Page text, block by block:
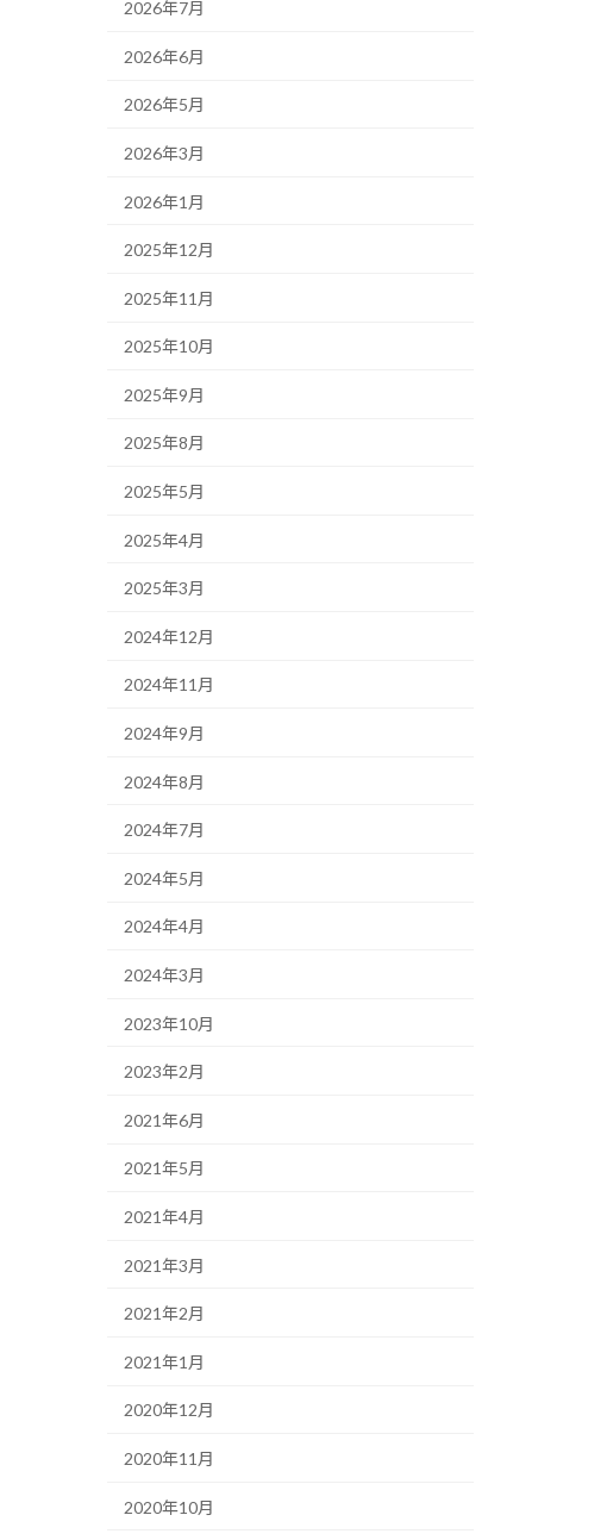
2026年7月
2026年6月
2026年5月
2026年3月
2026年1月
2025年12月
2025年11月
2025年10月
2025年9月
2025年8月
2025年5月
2025年4月
2025年3月
2024年12月
2024年11月
2024年9月
2024年8月
2024年7月
2024年5月
2024年4月
2024年3月
2023年10月
2023年2月
2021年6月
2021年5月
2021年4月
2021年3月
2021年2月
2021年1月
2020年12月
2020年11月
2020年10月